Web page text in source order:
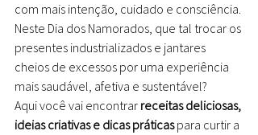
com mais intenção, cuidado e consciência.
Neste Dia dos Namorados, que tal trocar os
presentes industrializados e jantares
cheios de excessos por uma experiência
mais saudável, afetiva e sustentável?
Aqui você vai encontrar receitas deliciosas,
ideias criativas e dicas práticas para curtir a